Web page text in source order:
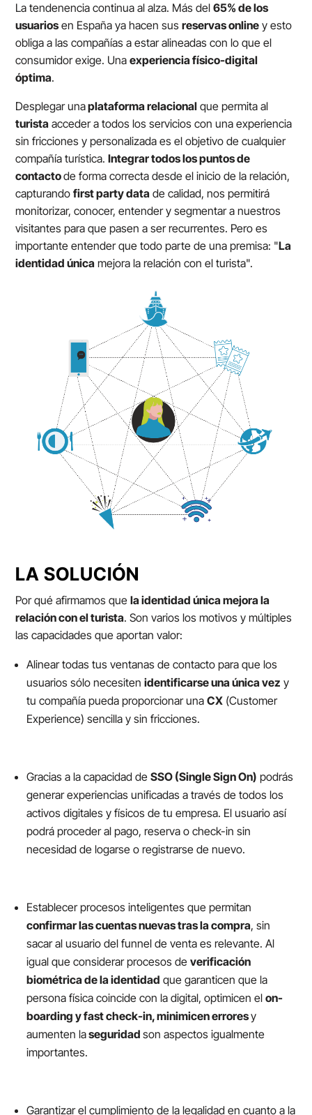
La tendenencia continua al alza. Más del65% de los
usuariosen España ya hacen susreservas online y esto
obliga a las compañías a estar alineadas con lo que el
consumidor exige. Unaexperiencia físico-digital
óptima.
Desplegar unaplataforma relacional que permita al
turista acceder a todos los servicios con una experiencia
sin fricciones y personalizada es el objetivo de cualquier
compañía turística.Integrar todos los puntos de
contactode forma correcta desde el inicio de la relación,
capturandofirst party data de calidad, nos permitirá
monitorizar, conocer, entender y segmentar a nuestros
visitantes para que pasen a ser recurrentes. Pero es
importante entender que todo parte de una premisa: "La
identidad única mejora la relación con el turista".
LA SOLUCIÓN
Por qué afirmamos quela identidad única mejora la
relación con el turista. Son varios los motivos y múltiples
las capacidades que aportan valor:
Alinear todas tus ventanas de contacto para que los
usuarios sólo necesitenidentificarse una única vez y
tu compañía pueda proporcionar unaCX (Customer
Experience) sencilla y sin fricciones.
Gracias a la capacidad deSSO (Single Sign On) podrás
generar experiencias unificadas a través de todos los
activos digitales y físicos de tu empresa. El usuario así
podrá proceder al pago, reserva o check-in sin
necesidad de logarse o registrarse de nuevo.
Establecer procesos inteligentes que permitan
confirmar las cuentas nuevas tras la compra, sin
sacar al usuario del funnel de venta es relevante. Al
igual que considerar procesos deverificación
biométrica de la identidad que garanticen que la
persona física coincide con la digital, optimicen elon-
boarding y fast check-in, minimicen erroresy
aumenten laseguridadson aspectos igualmente
importantes.
Garantizar el cumplimiento de la legalidad en cuanto a la